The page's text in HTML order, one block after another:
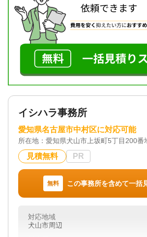
遺言書 / 遺産分割 / 相続財産調査 / 相
手続き / 戸籍収集 / 相続人調査
対応体制
訪問可 / 初回相談無料 / オンライン面
談可
イシハラ事務所
愛知県名古屋市中村区に対応可能
所在地： 愛知県犬山市上坂町5丁目200番
見積無料 PR
無料 この事務所を含めて一括
対応地域
犬山市周辺